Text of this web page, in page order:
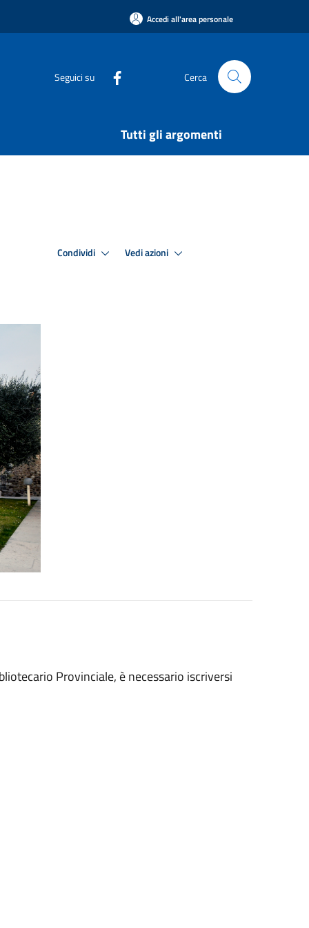
Accedi all'area personale
Seguici su Cerca
Tutti gli argomenti
Condividi Vedi azioni
Provinciale, è necessario iscriversi